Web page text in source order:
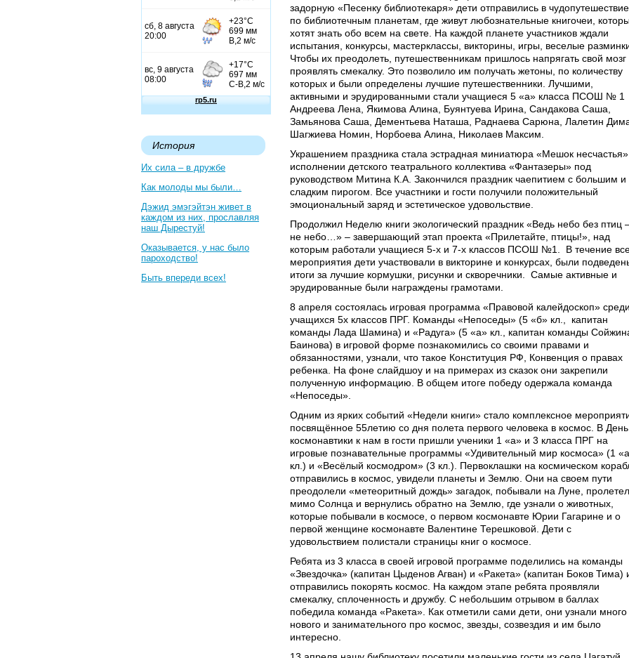
История
Их сила – в дружбе
Как молоды мы были…
Дэжид эмэгэйтэн живет в
каждом из них, прославляя
наш Дырестуй!
Оказывается, у нас было
пароходство!
Быть впереди всех!
задорную «Песенку библиотекаря» дети отправились в чудо­путешествие
по библиотечным планетам, где живут любознательные книгочеи,
хотят знать обо всем на свете. На каждой планете участников ждали
испытания, конкурсы, мастер­классы, викторины, игры, веселые
Чтобы их преодолеть, путешественникам пришлось напрягать свой мозг
проявлять смекалку. Это позволило им получать жетоны, по количеству
которых и были определены лучшие путешественники. Лучшими,
активными и эрудированными стали учащиеся 5 «а» класса ПСОШ № 1
Андреева Лена, Якимова Алина, Буянтуева Ирина, Сандакова Саша,
Замьянова Саша, Дементьева Наташа, Раднаева Сарюна, Лалетин
Шагжиева Номин, Норбоева Алина, Николаев Максим.
Украшением праздника стала эстрадная миниатюра «Мешок
исполнении детского театрального коллектива «Фантазеры» под
руководством Митина К.А. Закончился праздник чаепитием с большим и
сладким пирогом. Все участники и гости получили положительный
эмоциональный заряд и эстетическое удовольствие.
Продолжил Неделю книги экологический праздник «Ведь небо без птиц
не небо…» – завершающий этап проекта «Прилетайте, птицы!», над
которым работали учащиеся 5­-х и 7­-х классов ПСОШ №1.
В течение
мероприятия дети участвовали в викторине и конкурсах, были
итоги за лучшие кормушки, рисунки и скворечники.
Самые активные и
эрудированные были награждены грамотами.
8 апреля состоялась игровая программа «Правовой калейдоскоп» среди
учащихся 5­х классов ПРГ. Команды «Непоседы» (5 «б» кл.,
капитан
команды Лада Шамина) и «Радуга» (5 «а» кл., капитан команды
Баинова) в игровой форме познакомились со своими правами и
обязанностями, узнали, что такое Конституция РФ, Конвенция о правах
ребенка. На фоне слайд­шоу и на примерах из сказок они закрепили
полученную информацию. В общем итоге победу одержала команда
«Непоседы».
Одним из ярких событий «Недели книги» стало комплексное
посвящённое 55­летию со дня полета первого человека в космос. В День
космонавтики к нам в гости пришли ученики 1 «а» и 3 класса ПРГ на
игровые познавательные программы «Удивительный мир космоса» (1
кл.) и «Весёлый космодром» (3 кл.). Первоклашки на космическом
отправились в космос, увидели планеты и Землю. Они на своем пути
преодолели «метеоритный дождь» загадок, побывали на Луне,
мимо Солнца и вернулись обратно на Землю, где узнали о животных,
которые побывали в космосе, о первом космонавте Юрии Гагарине и о
первой женщине космонавте Валентине Терешковой. Дети с
удовольствием полистали страницы книг о космосе.
Ребята из 3 класса в своей игровой программе поделились на команды
«Звездочка» (капитан Цыденов Агван) и «Ракета» (капитан Боков Тима)
отправились покорять космос. На каждом этапе ребята проявляли
смекалку, сплоченность и дружбу. С небольшим отрывом в баллах
победила команда «Ракета». Как отметили сами дети, они узнали много
нового и занимательного про космос, звезды, созвездия и им было
интересно.